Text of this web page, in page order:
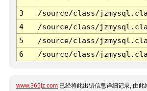
3 /source/class/
4
/source/class/
5
/source/class/
6
/source/class/
www.365jz.com 已经将此出错信息详细记录, 由